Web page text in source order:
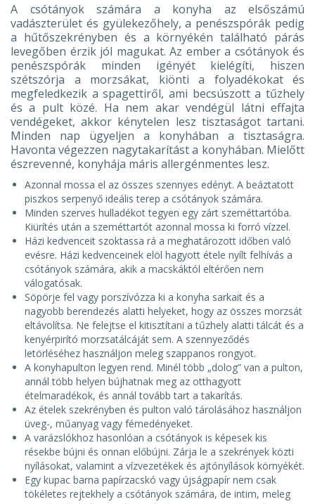
A csótányok számára a konyha az elsőszámú
vadászterület és gyülekezőhely, a penészspórák pedig
a hűtőszekrényben és a környékén található párás
levegőben érzik jól magukat. Az ember a csótányok és
penészspórák minden igényét kielégíti, hiszen
szétszórja a morzsákat, kiönti a folyadékokat és
megfeledkezik a spagettiről, ami becsúszott a tűzhely
és a pult közé. Ha nem akar vendégül látni effajta
vendégeket, akkor kénytelen lesz tisztaságot tartani.
Minden nap ügyeljen a konyhában a tisztaságra.
Havonta végezzen nagytakarítást a konyhában. Mielőtt
észrevenné, konyhája máris allergénmentes lesz.
Azonnal mossa el az összes szennyes edényt. A beáztatott
piszkos serpenyő ideális terep a csótányok számára.
Minden szerves hulladékot tegyen egy zárt szeméttartóba.
Kiürítés után a szeméttartót azonnal mossa ki forró vízzel.
Házi kedvenceit szoktassa rá a meghatározott időben való
evésre. Házi kedvenceinek elöl hagyott étele nyílt felhívás a
csótányok számára, akik a macskáktól eltérően nem
válogatósak.
Söpörje fel vagy porszívózza ki a konyha sarkait és a
nagyobb berendezés alatti helyeket, hogy az összes morzsát
eltávolítsa. Ne felejtse el kitisztítani a tűzhely alatti tálcát és a
kenyérpirító morzsatálcáját sem. A szennyeződés
letörléséhez használjon meleg szappanos rongyot.
A konyhapulton legyen rend. Minél több „dolog” van a pulton,
annál több helyen bújhatnak meg az otthagyott
ételmaradékok, és annál tovább tart a takarítás.
Az ételek szekrényben és pulton való tárolásához használjon
üveg-, műanyag vagy fémedényeket.
A varázslókhoz hasonlóan a csótányok is képesek kis
résekbe bújni és onnan előbújni. Zárja le a szekrények közti
nyílásokat, valamint a vízvezetékek és ajtónyílások környékét.
Egy kupac barna papírzacskó vagy újságpapír nem csak
tökéletes rejtekhely a csótányok számára, de intim, meleg